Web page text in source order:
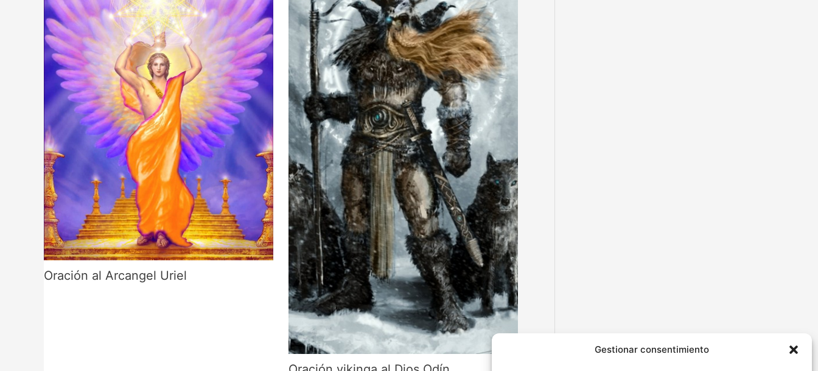
Gestionar consentimiento
Oración al Arcangel Uriel